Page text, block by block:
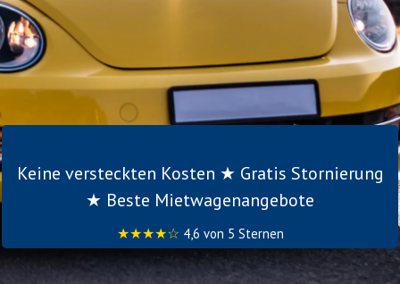
Keine versteckten Kosten ★ Gratis Stornierung
★ Beste Mietwagenangebote
★★★★☆ 4,6 von 5 Sternen